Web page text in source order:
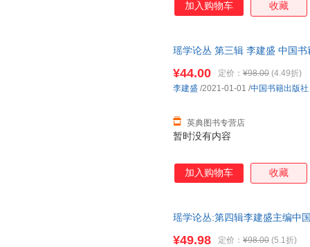
加入购物车 收藏
瑶学论丛 第三辑 李建盛 中国书
暂时没有内容
¥44.00 定价： ¥98.00 (4.49折)
英典图书专营店
李建盛 /2021-01-01 /中国书籍出版社
加入购物车 收藏
瑶学论丛:第四辑李建盛主编中
¥49.98 定价： ¥98.00 (5.1折)